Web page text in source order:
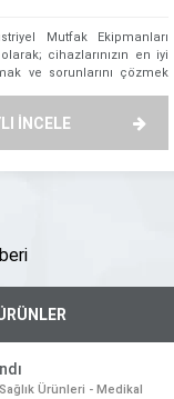
Mutfak Ekipmanları
cihazlarınızın en iyi
ve sorunlarını çözmek
kuruluştur. Müşteri
Endüstriyel
İNCELE
Ürünleri - Medikal